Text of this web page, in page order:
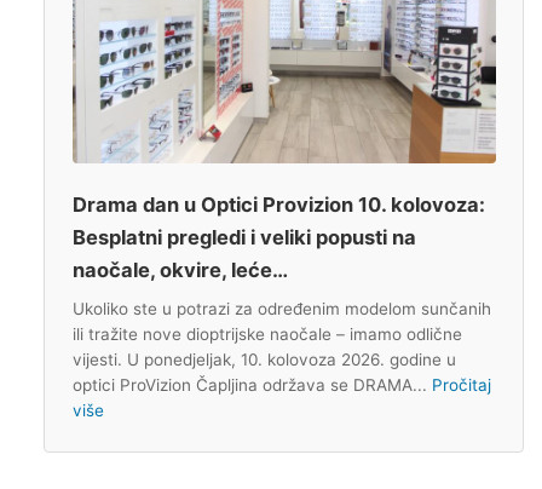
Drama dan u Optici Provizion 10. kolovoza:
Besplatni pregledi i veliki popusti na
naočale, okvire, leće…
Ukoliko ste u potrazi za određenim modelom sunčanih
ili tražite nove dioptrijske naočale – imamo odlične
vijesti. U ponedjeljak, 10. kolovoza 2026. godine u
optici ProVizion Čapljina održava se DRAMA... Pročitaj
više